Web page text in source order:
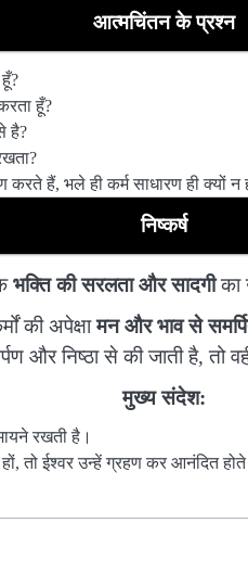
आत्मचिंतन के प्रश्न
हूँ?
है?
करते हैं, भले ही कर्म साधारण ही क्यों न
निष्कर्ष
भक्ति की सरलता और सादगीका
की अपेक्षामन और भाव से
और निष्ठा से की जाती है, तो
मुख्य संदेश:
रखती है।
हों, तो ईश्वर उन्हें ग्रहण कर आनंदित